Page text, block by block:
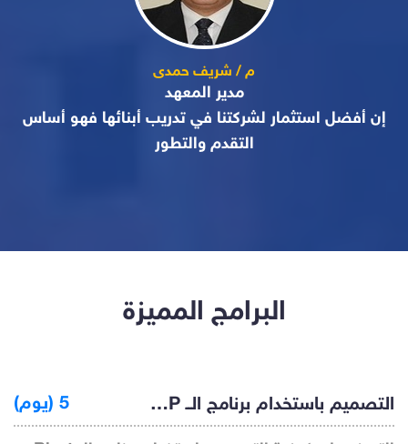
م / شريف حمدى
مدير المعهد
إن أفضل استثمار لشركتنا في تدريب أبنائها فهو أساس
التقدم والتطور
البرامج المميزة
التصميم باستخدام برنامج الــ Rivet MEP ( أساسيات) 5 (يوم)